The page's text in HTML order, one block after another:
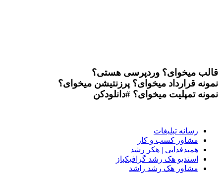
قالب میخوای؟ وردپرسی هستی؟
نمونه قرارداد میخوای؟ پرزنتیشن میخوای؟
نمونه تمپلیت میخوای؟ #دانلودکن
رسانه تبلیغات
مشاور کسب و کار
همیدفدایی | هکر رشد
استدیو هک رشد گرافیکباز
مشاور هک رشد راشد